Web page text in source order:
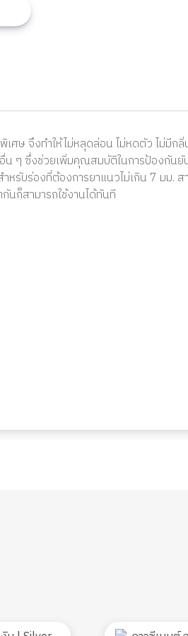
ษ จึงทำให้ไม่หลุดล่อน ไม่หดตัว ไม่มีกลิ่
น ๆ ซึ่งช่วยเพิ่มคุณสมบัติในการป้องกัน
หรับร่องที่ต้องการยาแนวไม่เกิน 7 มม. ส
นก็สามารถใช้งานได้ทันที